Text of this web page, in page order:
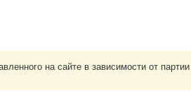
на сайте в зависимости от